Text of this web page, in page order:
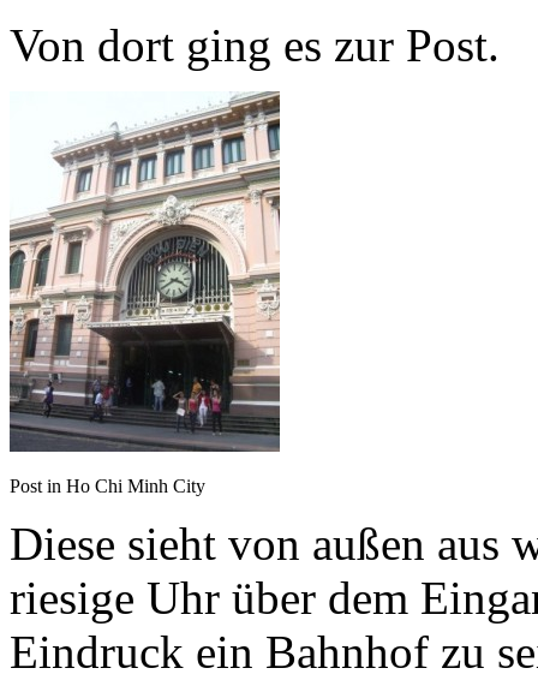
Von dort ging es zur Post.
Post in Ho Chi Minh City
Diese sieht von außen aus
riesige Uhr über dem
Eindruck ein Bahnhof zu